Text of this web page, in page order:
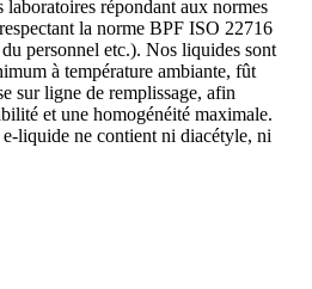
laboratoires répondant aux normes
la norme BPF ISO 22716
personnel etc.). Nos liquides sont
à température ambiante, fût
sur ligne de remplissage, afin
et une homogénéité maximale.
liquide ne contient ni diacétyle, ni